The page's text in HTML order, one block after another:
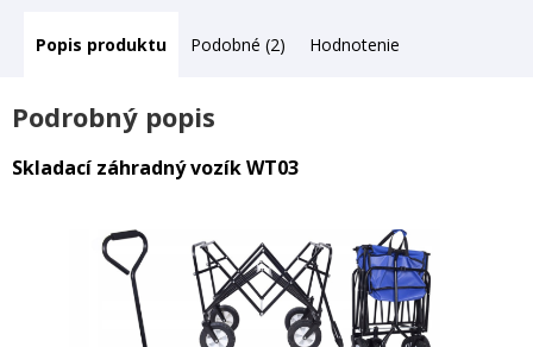
Popis Podobné (2) Hodnotenie
Podrobný popis
Skladací záhradný vozík WT03